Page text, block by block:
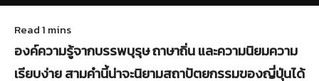
องค์ความรู้จากบรรพบุรุษ ถาษาถิ่น และความนิยมความ
เรียบง่าย สามคำนี้น่าจะนิยามสถาปัตยกรรมของญี่ปุ่นได้